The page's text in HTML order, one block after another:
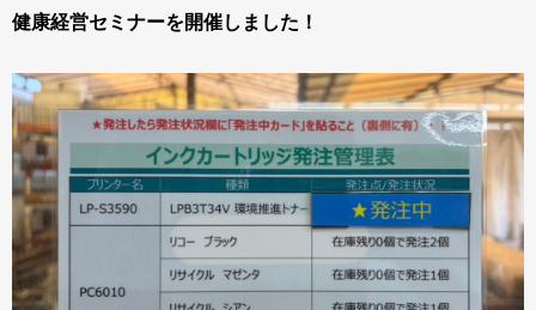
健康経営セミナーを開催しました！